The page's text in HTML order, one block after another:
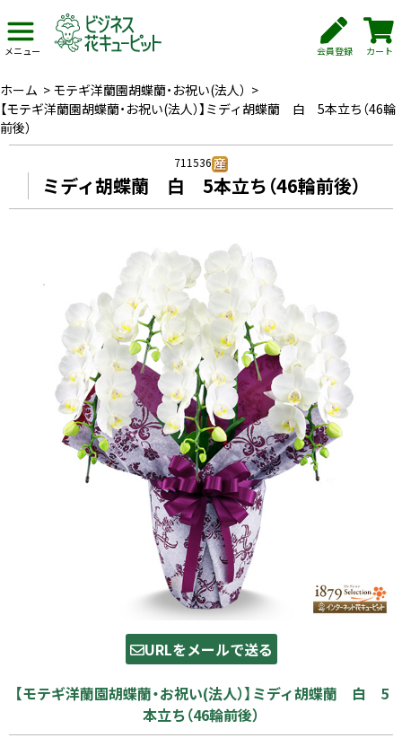
メニュー 会員登録 カート
ホーム > モテギ洋蘭園胡蝶蘭・お祝い(法人） >
【モテギ洋蘭園胡蝶蘭・お祝い(法人）】ミディ胡蝶蘭 白 5本立ち（46輪
前後）
711536
ミディ胡蝶蘭 白 5本立ち（46輪前後）
URLをメールで送る
【モテギ洋蘭園胡蝶蘭・お祝い(法人）】ミディ胡蝶蘭 白 5
本立ち（46輪前後）